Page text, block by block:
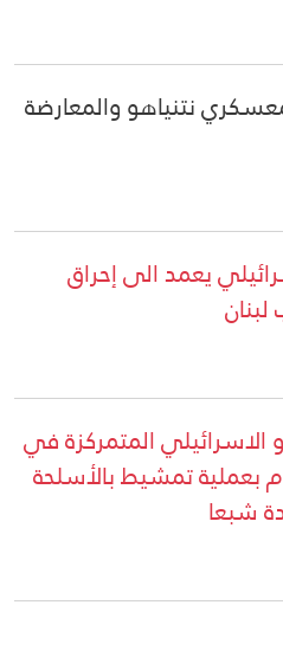
نتنياهو والمعارضة
يعمد الى إحراق
الاسرائيلي المتمركزة في
بعملية تمشيط بالأسلحة
شبعا